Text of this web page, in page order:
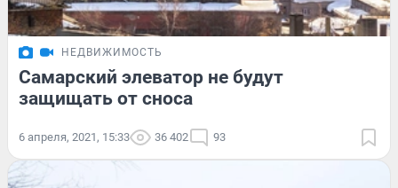
НЕДВИЖИМОСТЬ
Самарский элеватор не будут
защищать от сноса
6 апреля, 2021, 15:33 36 402 93